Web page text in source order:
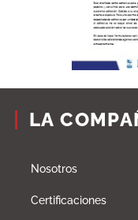
LA
Nosotros
Certificaciones